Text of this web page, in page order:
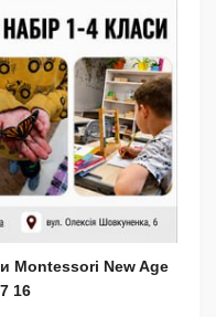
Montessori New Age
16